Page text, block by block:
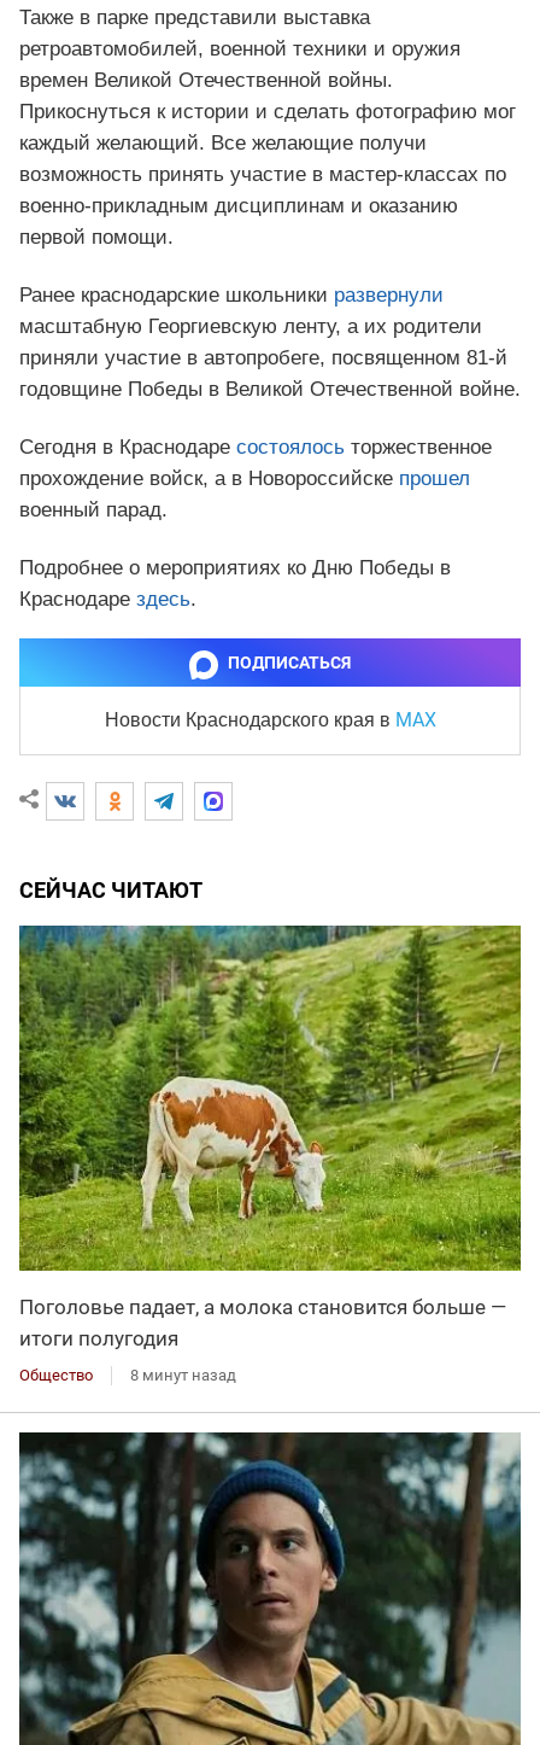
Также в парке представили выставка
ретроавтомобилей, военной техники и оружия
времен Великой Отечественной войны.
Прикоснуться к истории и сделать фотографию мог
каждый желающий. Все желающие получи
возможность принять участие в мастер-классах по
военно-прикладным дисциплинам и оказанию
первой помощи.
Ранее краснодарские школьники развернули
масштабную Георгиевскую ленту, а их родители
приняли участие в автопробеге, посвященном 81-й
годовщине Победы в Великой Отечественной войне.
Сегодня в Краснодаре состоялось торжественное
прохождение войск, а в Новороссийске прошел
военный парад.
Подробнее о мероприятиях ко Дню Победы в
Краснодаре здесь.
ПОДПИСАТЬСЯ
Новости Краснодарского края в MAX
СЕЙЧАС ЧИТАЮТ
Поголовье падает, а молока становится больше —
итоги полугодия
Общество 8 минут назад